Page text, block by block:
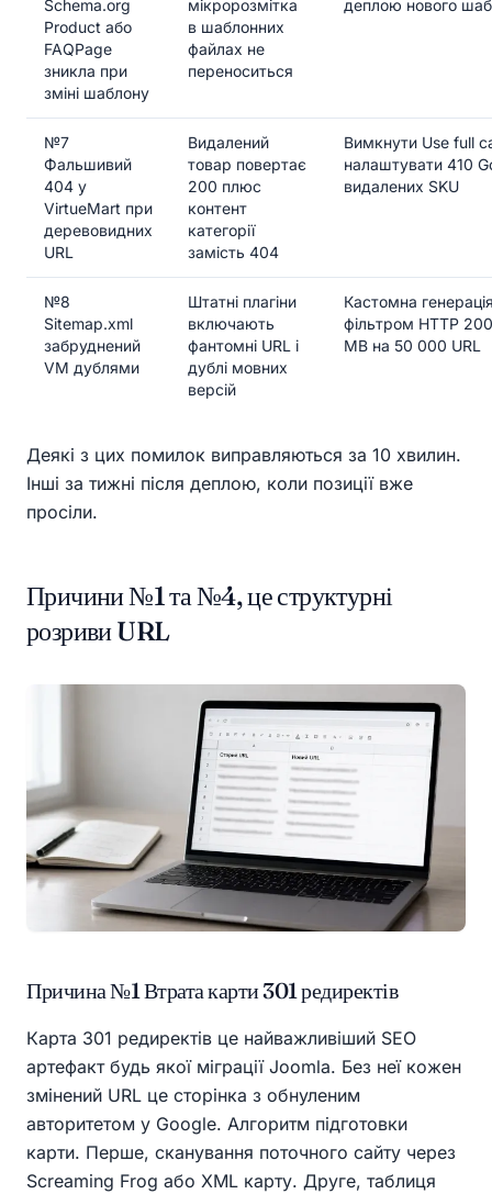
Schema.org
Product або
FAQPage
зникла при
зміні шаблону
мікророзмітка
в шаблонних
файлах не
переноситься
деплою нового
№7
Фальшивий
404 у
VirtueMart при
деревовидних
URL
Видалений
товар повертає
200 плюс
контент
категорії
замість 404
Вимкнути Use full
налаштувати 410
видалених SKU
№8
Sitemap.xml
забруднений
VM дублями
Штатні плагіни
включають
фантомні URL і
дублі мовних
версій
Кастомна
фільтром HTTP
MB на 50 000 URL
Деякі з цих помилок виправляються за 10 хвилин.
Інші за тижні після деплою, коли позиції вже
просіли.
Причини №1 та №4, це структурні
розриви URL
Причина №1 Втрата карти 301 редиректів
Карта 301 редиректів це найважливіший SEO
артефакт будь якої міграції Joomla. Без неї кожен
змінений URL це сторінка з обнуленим
авторитетом у Google. Алгоритм підготовки
карти. Перше, сканування поточного сайту через
Screaming Frog або XML карту. Друге, таблиця